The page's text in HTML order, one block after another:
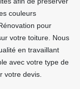
couleurs
pour
votre toiture. Nous
en travaillant
avec votre type de
votre devis.